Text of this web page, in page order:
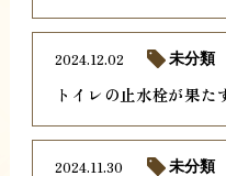
トイレの止水栓が果た
2024.12.02 未分類
2024.11.30 未分類